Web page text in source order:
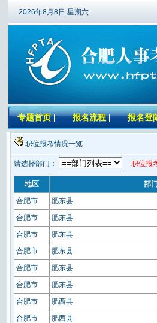
2026年8月8日 星期六
专题首页 | 报名流程| 报名登
职位报考情况一览
请选择部门： 职位报
地区
部
合肥市
肥东县
合肥市
肥东县
合肥市
肥东县
合肥市
肥东县
合肥市
肥东县
合肥市
肥东县
合肥市
肥西县
合肥市
肥西县